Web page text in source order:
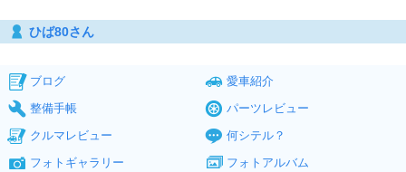
ひば80さん
ブログ
愛車紹介
整備手帳
パーツレビュー
クルマレビュー
何シテル？
フォトギャラリー
フォトアルバム